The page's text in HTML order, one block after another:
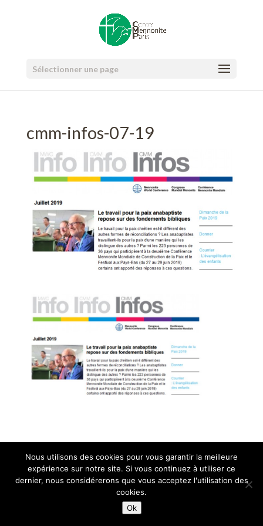
Sélectionner une page
cmm-infos-07-19
Nous utilisons des cookies pour vous garantir la meilleure
expérience sur notre site. Si vous continuez à utiliser ce
dernier, nous considérerons que vous acceptez l'utilisation des
cookies.
Ok